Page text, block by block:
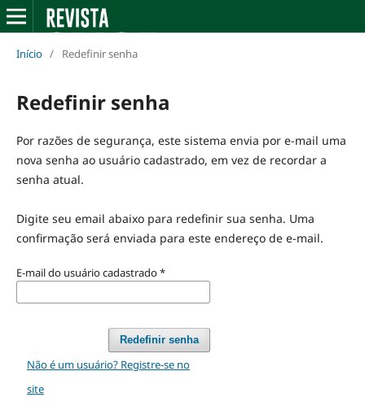
Início / Redefinir senha
Redefinir senha
Por razões de segurança, este sistema envia por e-mail uma
nova senha ao usuário cadastrado, em vez de recordar a
senha atual.
Digite seu email abaixo para redefinir sua senha. Uma
confirmação será enviada para este endereço de e-mail.
E-mail do usuário cadastrado*
Redefinir senha
Não é um usuário? Registre-se no
site